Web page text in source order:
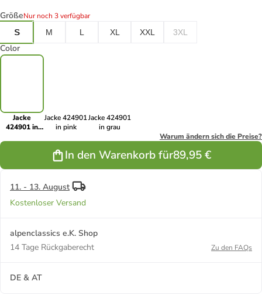
GrößeNur noch 3 verfügbar
S
M L XL XXL 3XL
Color
Jacke
424901 in
Jacke 424901
in pink
Jacke 424901
in grau
Warum ändern sich die Preise?
In den Warenkorb für89,95 €
11. - 13. August
Kostenloser Versand
alpenclassics e.K. Shop
14 Tage Rückgaberecht
Zu den FAQs
DE & AT